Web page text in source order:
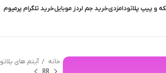
و پیپ پلاتودامزدیخرید جم لردز موبایلخرید تلگرام پرمیوم
خانه آیتم های پلاتو